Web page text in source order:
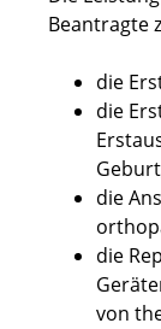
Beantragte
die
die
die
die
von